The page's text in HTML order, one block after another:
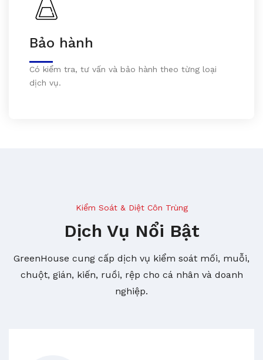
Bảo hành
Có kiểm tra, tư vấn và bảo hành theo từng loại
dịch vụ.
Kiểm Soát & Diệt Côn Trùng
Dịch Vụ Nổi Bật
GreenHouse cung cấp dịch vụ kiểm soát mối, muỗi,
chuột, gián, kiến, ruồi, rệp cho cá nhân và doanh
nghiệp.